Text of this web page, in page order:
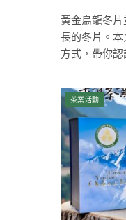
黃金烏龍冬
長的冬片。本
方式，帶你認
茶業活動